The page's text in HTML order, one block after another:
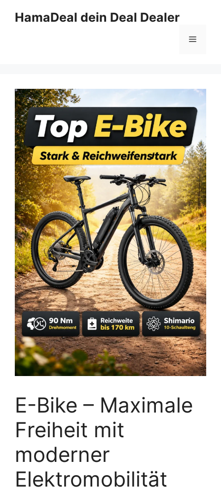
InhaltHamaDeal dein Deal Dealer
Menü
E-Bike – Maximale
Freiheit mit
moderner
Elektromobilität